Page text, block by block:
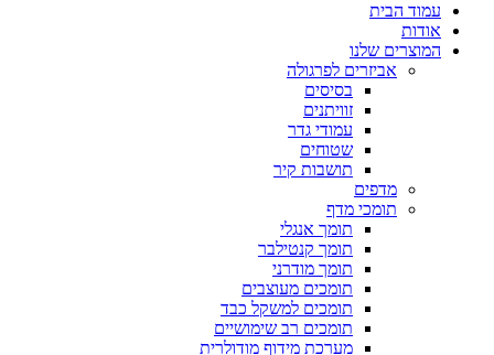
עמוד הבית
אודות
המוצרים שלנו
אביזרים לפרגולה
בסיסים
זוויתנים
עמודי גדר
שטוחים
תושבות קיר
מדפים
תומכי מדף
תומך אנגלי
תומך קנטילבר
תומך מודרני
תומכים מעוצבים
תומכים למשקל כבד
תומכים רב שימושיים
מערכת מידוף מודולרית